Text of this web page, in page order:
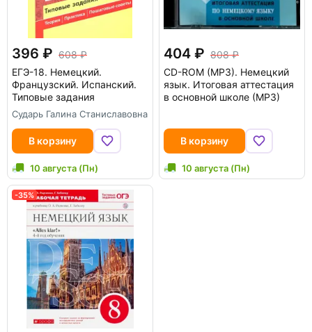
396
608
ЕГЭ-18. Немецкий.
Французский. Испанский.
Типовые задания
Сударь Галина Станиславовна
В корзину
10 августа (Пн)
404
808
CD-ROM (MP3). Немецкий
язык. Итоговая аттестация
в основной школе (МР3)
В корзину
10 августа (Пн)
-35%